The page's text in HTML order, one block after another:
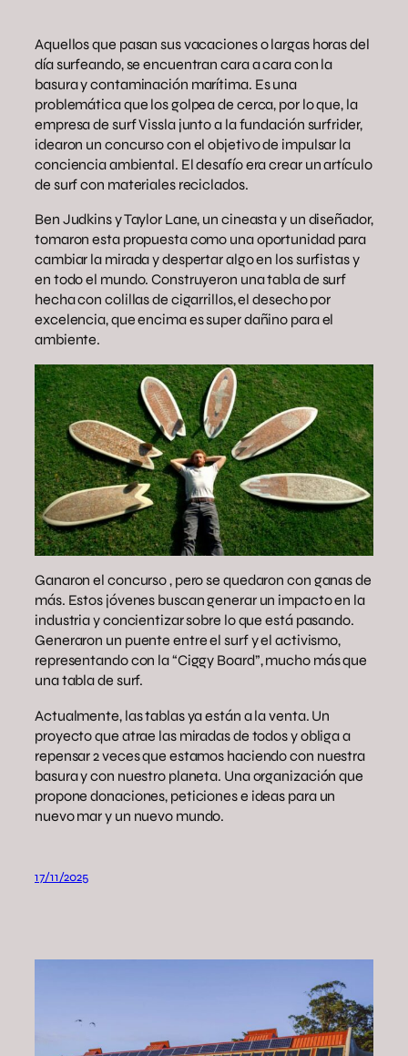
Aquellos que pasan sus vacaciones o largas horas del
día surfeando, se encuentran cara a cara con la
basura y contaminación marítima. Es una
problemática que los golpea de cerca, por lo que, la
empresa de surf Vissla junto a la fundación surfrider,
idearon un concurso con el objetivo de impulsar la
conciencia ambiental. El desafío era crear un artículo
de surf con materiales reciclados.
Ben Judkins y Taylor Lane, un cineasta y un diseñador,
tomaron esta propuesta como una oportunidad para
cambiar la mirada y despertar algo en los surfistas y
en todo el mundo. Construyeron una tabla de surf
hecha con colillas de cigarrillos, el desecho por
excelencia, que encima es super dañino para el
ambiente.
Ganaron el concurso , pero se quedaron con ganas de
más. Estos jóvenes buscan generar un impacto en la
industria y concientizar sobre lo que está pasando.
Generaron un puente entre el surf y el activismo,
representando con la “Ciggy Board”, mucho más que
una tabla de surf.
Actualmente, las tablas ya están a la venta. Un
proyecto que atrae las miradas de todos y obliga a
repensar 2 veces que estamos haciendo con nuestra
basura y con nuestro planeta. Una organización que
propone donaciones, peticiones e ideas para un
nuevo mar y un nuevo mundo.
17/11/2025